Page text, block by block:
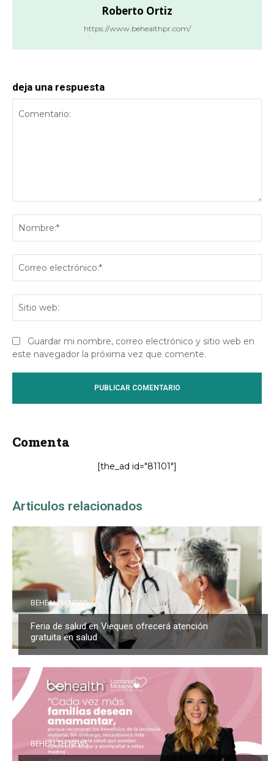
Roberto Ortiz
https://www.behealthpr.com/
deja una respuesta
Guardar mi nombre, correo electrónico y sitio web en
este navegador la próxima vez que comente.
Comenta
[the_ad id="81101"]
Articulos relacionados
BEHEALTH NEWS
Feria de salud en Vieques ofrecerá atención
gratuita en salud
BEHEALTH NEWS